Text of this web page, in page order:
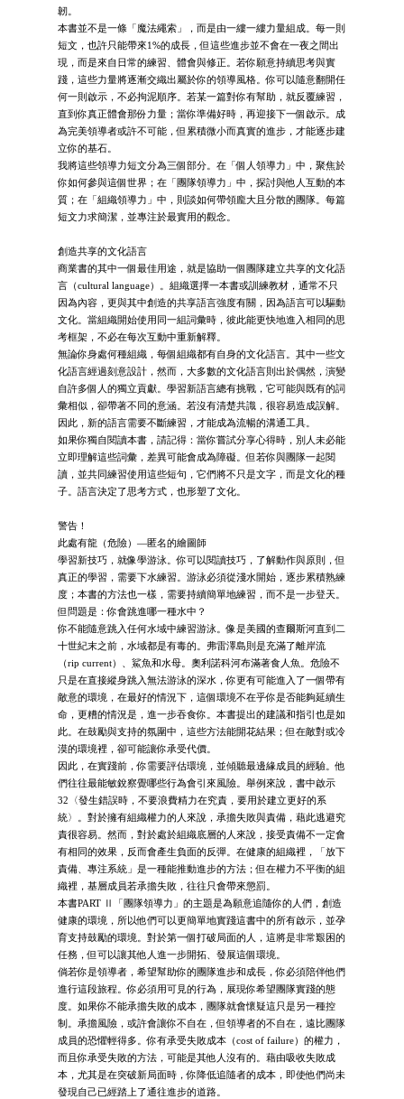
韌。
本書並不是一條「魔法繩索」，而是由一縷一縷力量組成。每一則
短文，也許只能帶來1%的成長，但這些進步並不會在一夜之間出
現，而是來自日常的練習、體會與修正。若你願意持續思考與實
踐，這些力量將逐漸交織出屬於你的領導風格。你可以隨意翻開任
何一則啟示，不必拘泥順序。若某一篇對你有幫助，就反覆練習，
直到你真正體會那份力量；當你準備好時，再迎接下一個啟示。成
為完美領導者或許不可能，但累積微小而真實的進步，才能逐步建
立你的基石。
我將這些領導力短文分為三個部分。在「個人領導力」中，聚焦於
你如何參與這個世界；在「團隊領導力」中，探討與他人互動的本
質；在「組織領導力」中，則談如何帶領龐大且分散的團隊。每篇
短文力求簡潔，並專注於最實用的觀念。
創造共享的文化語言
商業書的其中一個最佳用途，就是協助一個團隊建立共享的文化語
言（cultural language）。組織選擇一本書或訓練教材，通常不只
因為內容，更與其中創造的共享語言強度有關，因為語言可以驅動
文化。當組織開始使用同一組詞彙時，彼此能更快地進入相同的思
考框架，不必在每次互動中重新解釋。
無論你身處何種組織，每個組織都有自身的文化語言。其中一些文
化語言經過刻意設計，然而，大多數的文化語言則出於偶然，演變
自許多個人的獨立貢獻。學習新語言總有挑戰，它可能與既有的詞
彙相似，卻帶著不同的意涵。若沒有清楚共識，很容易造成誤解。
因此，新的語言需要不斷練習，才能成為流暢的溝通工具。
如果你獨自閱讀本書，請記得：當你嘗試分享心得時，別人未必能
立即理解這些詞彙，差異可能會成為障礙。但若你與團隊一起閱
讀，並共同練習使用這些短句，它們將不只是文字，而是文化的種
子。語言決定了思考方式，也形塑了文化。
警告！
此處有龍（危險）—匿名的繪圖師
學習新技巧，就像學游泳。你可以閱讀技巧，了解動作與原則，但
真正的學習，需要下水練習。游泳必須從淺水開始，逐步累積熟練
度；本書的方法也一樣，需要持續簡單地練習，而不是一步登天。
但問題是：你會跳進哪一種水中？
你不能隨意跳入任何水域中練習游泳。像是美國的查爾斯河直到二
十世紀末之前，水域都是有毒的。弗雷澤島則是充滿了離岸流
（rip current）、鯊魚和水母。奧利諾科河布滿著食人魚。危險不
只是在直接縱身跳入無法游泳的深水，你更有可能進入了一個帶有
敵意的環境，在最好的情況下，這個環境不在乎你是否能夠延續生
命，更糟的情況是，進一步吞食你。本書提出的建議和指引也是如
此。在鼓勵與支持的氛圍中，這些方法能開花結果；但在敵對或冷
漠的環境裡，卻可能讓你承受代價。
因此，在實踐前，你需要評估環境，並傾聽最邊緣成員的經驗。他
們往往最能敏銳察覺哪些行為會引來風險。舉例來說，書中啟示
32〈發生錯誤時，不要浪費精力在究責，要用於建立更好的系
統〉。對於擁有組織權力的人來說，承擔失敗與責備，藉此逃避究
責很容易。然而，對於處於組織底層的人來說，接受責備不一定會
有相同的效果，反而會產生負面的反彈。在健康的組織裡，「放下
責備、專注系統」是一種能推動進步的方法；但在權力不平衡的組
織裡，基層成員若承擔失敗，往往只會帶來懲罰。
本書PART Ⅱ「團隊領導力」的主題是為願意追隨你的人們，創造
健康的環境，所以他們可以更簡單地實踐這書中的所有啟示，並孕
育支持鼓勵的環境。對於第一個打破局面的人，這將是非常艱困的
任務，但可以讓其他人進一步開拓、發展這個環境。
倘若你是領導者，希望幫助你的團隊進步和成長，你必須陪伴他們
進行這段旅程。你必須用可見的行為，展現你希望團隊實踐的態
度。如果你不能承擔失敗的成本，團隊就會懷疑這只是另一種控
制。承擔風險，或許會讓你不自在，但領導者的不自在，遠比團隊
成員的恐懼輕得多。你有承受失敗成本（cost of failure）的權力，
而且你承受失敗的方法，可能是其他人沒有的。藉由吸收失敗成
本，尤其是在突破新局面時，你降低追隨者的成本，即使他們尚未
發現自己已經踏上了通往進步的道路。